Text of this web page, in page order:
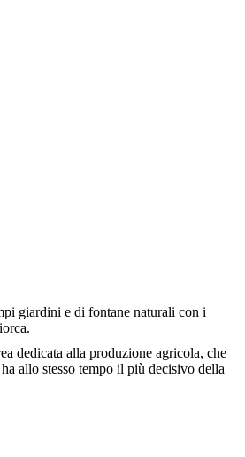
giardini e di fontane naturali con i
dedicata alla produzione agricola, che
allo stesso tempo il più decisivo della